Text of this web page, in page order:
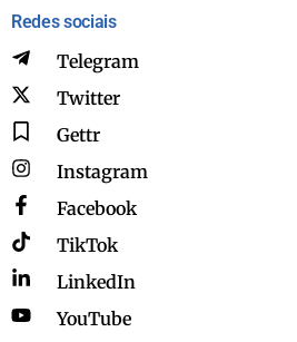
Redes sociais
Telegram
Twitter
Gettr
Instagram
Facebook
TikTok
LinkedIn
YouTube